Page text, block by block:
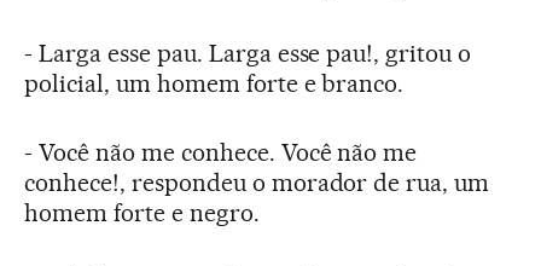
- Larga esse pau. Larga esse pau!, gritou o
policial, um homem forte e branco.
- Você não me conhece. Você não me
conhece!, respondeu o morador de rua, um
homem forte e negro.